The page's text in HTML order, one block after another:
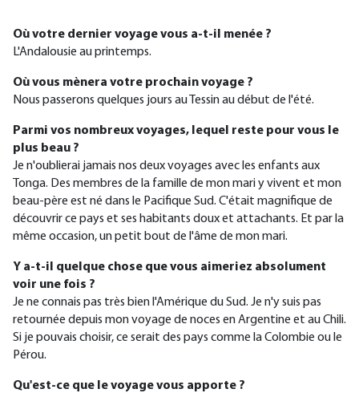
Où votre dernier voyage vous a-t-il menée ?
L'Andalousie au printemps.
Où vous mènera votre prochain voyage ?
Nous passerons quelques jours au Tessin au début de l'été.
Parmi vos nombreux voyages, lequel reste pour vous le
plus beau ?
Je n'oublierai jamais nos deux voyages avec les enfants aux
Tonga. Des membres de la famille de mon mari y vivent et mon
beau-père est né dans le Pacifique Sud. C'était magnifique de
découvrir ce pays et ses habitants doux et attachants. Et par la
même occasion, un petit bout de l'âme de mon mari.
Y a-t-il quelque chose que vous aimeriez absolument
voir une fois ?
Je ne connais pas très bien l'Amérique du Sud. Je n'y suis pas
retournée depuis mon voyage de noces en Argentine et au Chili.
Si je pouvais choisir, ce serait des pays comme la Colombie ou le
Pérou.
Qu'est-ce que le voyage vous apporte ?